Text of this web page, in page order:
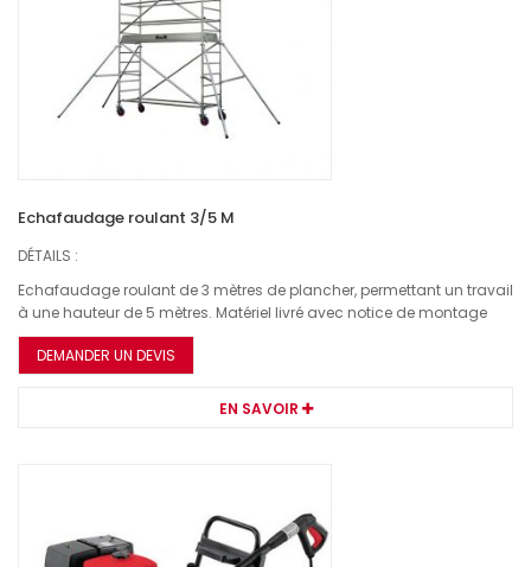
Echafaudage roulant 3/5 M
DÉTAILS :
Echafaudage roulant de 3 mètres de plancher, permettant un travail
à une hauteur de 5 mètres. Matériel livré avec notice de montage
DEMANDER UN DEVIS
EN SAVOIR